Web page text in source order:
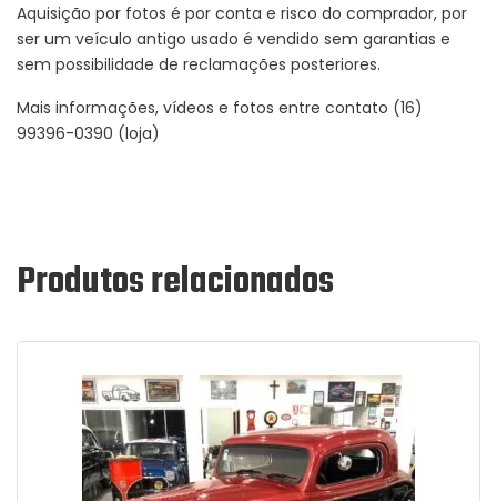
Aquisição por fotos é por conta e risco do comprador, por
ser um veículo antigo usado é vendido sem garantias e
sem possibilidade de reclamações posteriores.
Mais informações, vídeos e fotos entre contato (16)
99396-0390 (loja)
Produtos relacionados